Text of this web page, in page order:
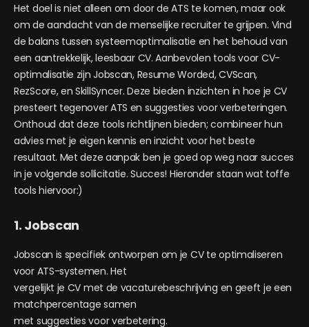
Het doel is niet alleen om door de ATS te komen, maar ook
om de aandacht van de menselijke recruiter te grijpen. Vind
de balans tussen systeemoptimalisatie en het behoud van
een aantrekkelijk, leesbaar CV. Aanbevolen tools voor CV-
optimalisatie zijn Jobscan, Resume Worded, CVScan,
RezScore, en SkillSyncer. Deze bieden inzichten in hoe je CV
presteert tegenover ATS en suggesties voor verbeteringen.
Onthoud dat deze tools richtlijnen bieden; combineer hun
advies met je eigen kennis en inzicht voor het beste
resultaat. Met deze aanpak ben je goed op weg naar succes
in je volgende sollicitatie. Succes! Hieronder staan wat toffe
tools hiervoor:)
1. Jobscan
Jobscan is specifiek ontworpen om je CV te optimaliseren
voor ATS-systemen. Het
vergelijkt je CV met de vacaturebeschrijving en geeft je een
matchpercentage samen
met suggesties voor verbetering.